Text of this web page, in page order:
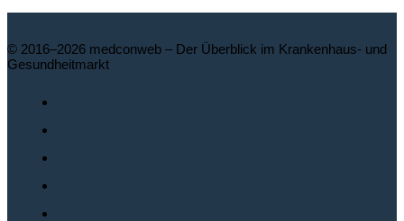
© 2016–2026 medconweb – Der Überblick im Krankenhaus- und
Gesundheitmarkt